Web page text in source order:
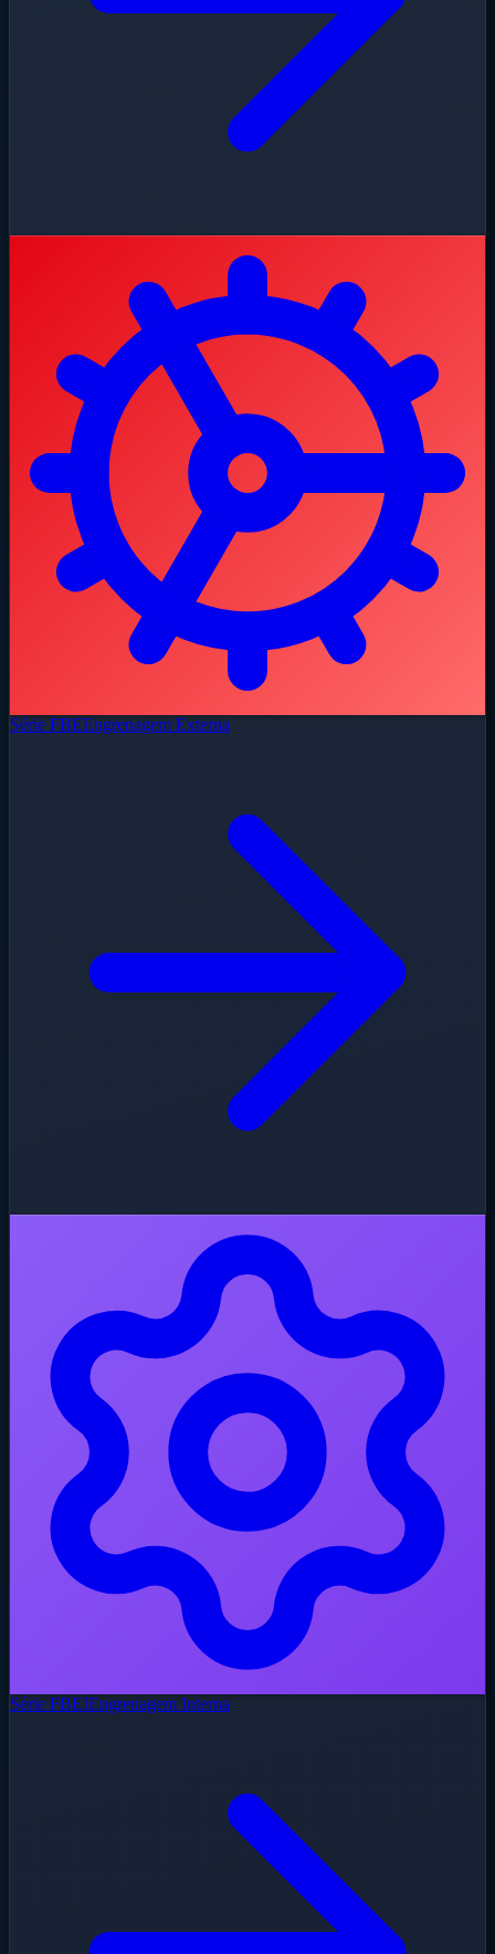
Série FBEEngrenagem Externa
Série FBEIEngrenagem Interna